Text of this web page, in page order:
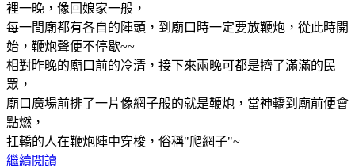
裡一晚，像回娘家一般，
每一間廟都有各自的陣頭，到廟口時一定要放鞭炮，從此時開
始，鞭炮聲便不停歇~~
相對昨晚的廟口前的冷清，接下來兩晚可都是擠了滿滿的民
眾，
廟口廣場前排了一片像網子般的就是鞭炮，當神轎到廟前便會
點燃，
扛轎的人在鞭炮陣中穿梭，俗稱"爬網子"~
繼續閱讀